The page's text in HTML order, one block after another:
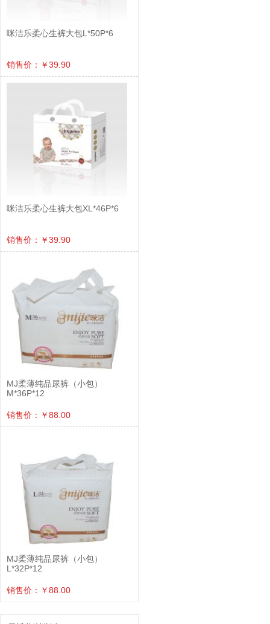
咪洁乐柔心生裤大包L*50P*6
销售价：￥39.90
咪洁乐柔心生裤大包XL*46P*6
销售价：￥39.90
MJ柔薄纯品尿裤（小包）
M*36P*12
销售价：￥88.00
MJ柔薄纯品尿裤（小包）
L*32P*12
销售价：￥88.00